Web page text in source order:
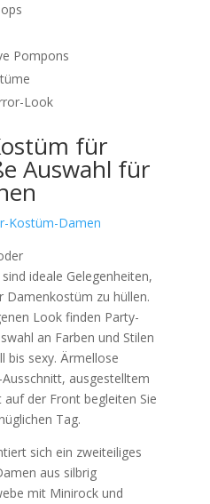
Pompons
Look
für
Auswahl für
ideale Gelegenheiten,
Damenkostüm zu hüllen.
Look finden Party-
an Farben und Stilen
bis sexy. Ärmellose
ausgestelltem
der Front begleiten Sie
Tag.
sich ein zweiteiliges
aus silbrig
mit Minirock und